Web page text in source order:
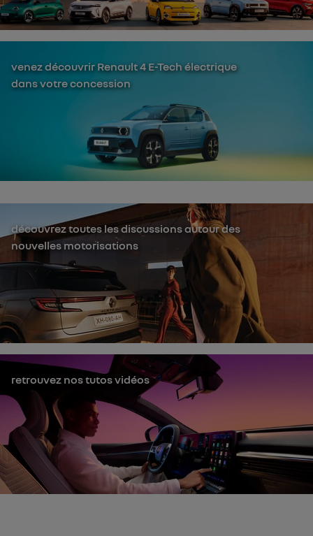
venez découvrir Renault 4 E-Tech électrique
dans votre concession
découvrez toutes les discussions autour des
nouvelles motorisations
retrouvez nos tutos vidéos